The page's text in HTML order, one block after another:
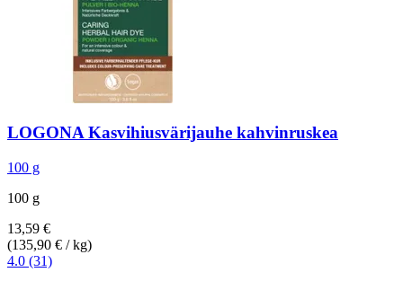
LOGONAKasvihiusvärijauhe kahvinruskea
100 g
100 g
13,59 €
(135,90 € / kg)
4.0 (31)